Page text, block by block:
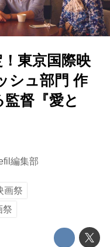
東京国際映
シュ部門 作
督『愛と
編集部
画祭
祭